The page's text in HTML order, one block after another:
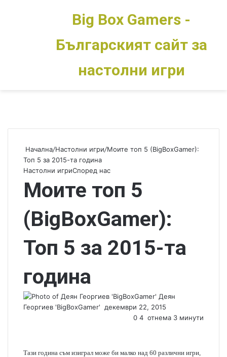
Switch skin
Big Box Gamers -
Българският сайт за
настолни игри
Начална/Настолни игри/Моите топ 5 (BigBoxGamer):
Топ 5 за 2015-та година
Настолни игриСпоред нас
Моите топ 5
(BigBoxGamer):
Топ 5 за 2015-та
година
Деян
Георгиев 'BigBoxGamer'
S
декември 22, 2015
0 4 отнема 3 минути
Тази година съм изиграл може би малко над 60 различни игри,